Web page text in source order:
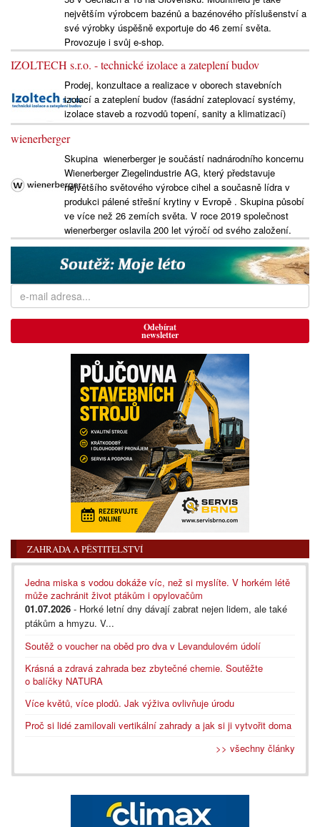
největším výrobcem bazénů a bazénového příslušenství a
své výrobky úspěšně exportuje do 46 zemí světa.
Provozuje i svůj e-shop.
IZOLTECH s.r.o. - technické izolace a zateplení budov
Prodej, konzultace a realizace v oborech stavebních
izolací a zateplení budov (fasádní zateplovací systémy,
izolace staveb a rozvodů topení, sanity a klimatizací)
wienerberger
Skupina wienerberger je součástí nadnárodního koncernu
Wienerberger Ziegelindustrie AG, který představuje
největšího světového výrobce cihel a současně lídra v
produkci pálené střešní krytiny v Evropě . Skupina působí
ve více než 26 zemích světa. V roce 2019 společnost
wienerberger oslavila 200 let výročí od svého založení.
Odebírat
newsletter
ZAHRADA A PĚSTITELSTVÍ
Jedna miska s vodou dokáže víc, než si myslíte. V horkém létě
může zachránit život ptákům i opylovačům
01.07.2026 - Horké letní dny dávají zabrat nejen lidem, ale také
ptákům a hmyzu. V...
Soutěž o voucher na oběd pro dva v Levandulovém údolí
Krásná a zdravá zahrada bez zbytečné chemie. Soutěžte
o balíčky NATURA
Více květů, více plodů. Jak výživa ovlivňuje úrodu
Proč si lidé zamilovali vertikální zahrady a jak si ji vytvořit doma
>> všechny články